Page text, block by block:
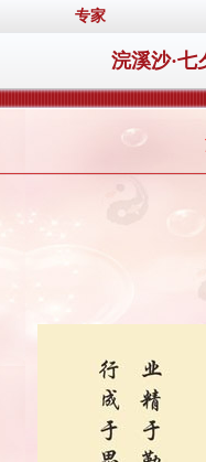
专家
浣溪沙·